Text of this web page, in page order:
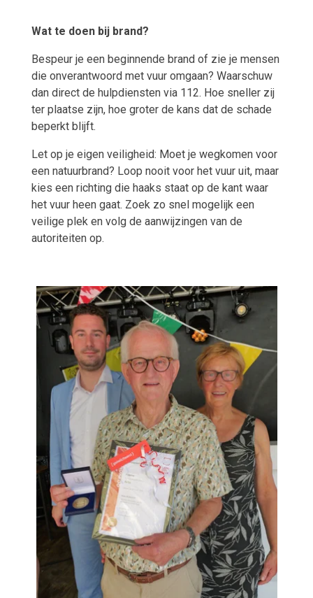
Wat te doen bij brand?
Bespeur je een beginnende brand of zie je mensen
die onverantwoord met vuur omgaan? Waarschuw
dan direct de hulpdiensten via 112. Hoe sneller zij
ter plaatse zijn, hoe groter de kans dat de schade
beperkt blijft.
Let op je eigen veiligheid: Moet je wegkomen voor
een natuurbrand? Loop nooit voor het vuur uit, maar
kies een richting die haaks staat op de kant waar
het vuur heen gaat. Zoek zo snel mogelijk een
veilige plek en volg de aanwijzingen van de
autoriteiten op.